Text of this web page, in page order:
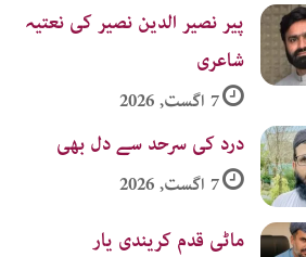
پیر نصیر الدین نصیر کی نعتیہ
شاعری
7 اگست, 2026
درد کی سرحد سے دل بھی
7 اگست, 2026
ماٹی قدم کریندی یار